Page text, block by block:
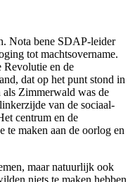
Nota bene SDAP-leider
tot machtsovername.
Revolutie en de
dat op het punt stond in
Zimmerwald was de
van de sociaal-
centrum en de
te maken aan de oorlog en
maar natuurlijk ook
niets te maken hebben